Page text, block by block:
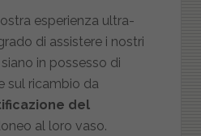
esperienza ultra-
di assistere i nostri
in possesso di
sul ricambio da
del
al loro vaso.